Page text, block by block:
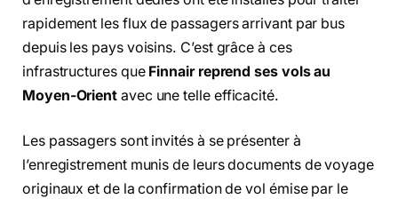
rapidement les flux de passagers arrivant par bus
depuis les pays voisins. C’est grâce à ces
infrastructures que Finnair reprend ses vols au
Moyen-Orient avec une telle efficacité.
Les passagers sont invités à se présenter à
l’enregistrement munis de leurs documents de voyage
originaux et de la confirmation de vol émise par le